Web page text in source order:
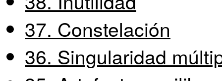
37. Constelación
36. Singularidad